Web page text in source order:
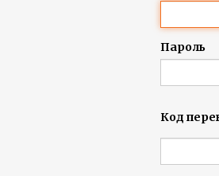
Пароль
Код